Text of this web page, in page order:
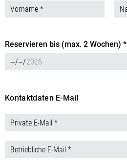
Reservieren bis (max. 2 Wochen) *
Kontaktdaten E-Mail